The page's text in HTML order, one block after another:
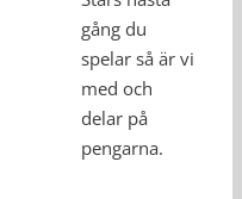
gång du
spelar så är vi
med och
delar på
pengarna.